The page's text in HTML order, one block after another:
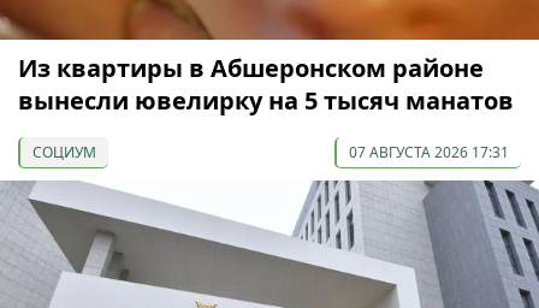
Из квартиры в Абшеронском районе
вынесли ювелирку на 5 тысяч манатов
СОЦИУМ 07 АВГУСТА 2026 17:31